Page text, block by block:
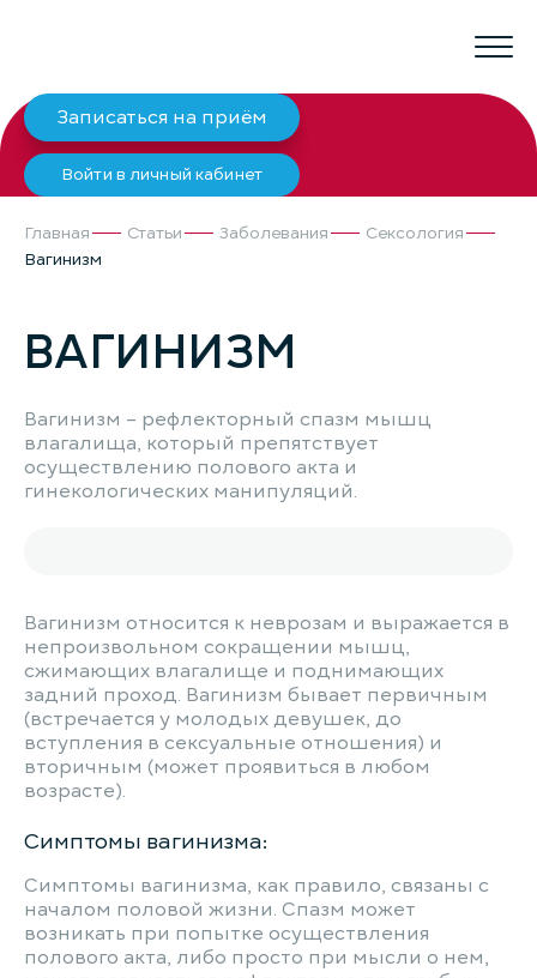
Записаться на приём
Войти в личный кабинет
Главная Статьи Заболевания
Сексология
Вагинизм
ВАГИНИЗМ
Вагинизм – рефлекторный спазм мышц
влагалища, который препятствует
осуществлению полового акта и
гинекологических манипуляций.
Вагинизм относится к неврозам и выражается в
непроизвольном сокращении мышц,
сжимающих влагалище и поднимающих
задний проход. Вагинизм бывает первичным
(встречается у молодых девушек, до
вступления в сексуальные отношения) и
вторичным (может проявиться в любом
возрасте).
Симптомы вагинизма:
Симптомы вагинизма, как правило, связаны с
началом половой жизни. Спазм может
возникать при попытке осуществления
полового акта, либо просто при мысли о нем,